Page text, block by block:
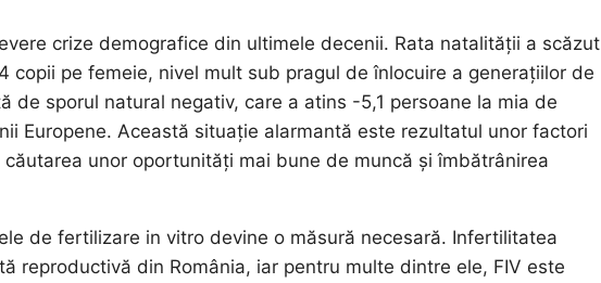
crize demografice din ultimele decenii. Rata natalității a scăzut
copii pe femeie, nivel mult sub pragul de înlocuire a generațiilor de
de sporul natural negativ, care a atins -5,1 persoane la mia de
Europene. Această situație alarmantă este rezultatul unor factori
unor oportunități mai bune de muncă și îmbătrânirea
de fertilizare in vitro devine o măsură necesară. Infertilitatea
reproductivă din România, iar pentru multe dintre ele, FIV este